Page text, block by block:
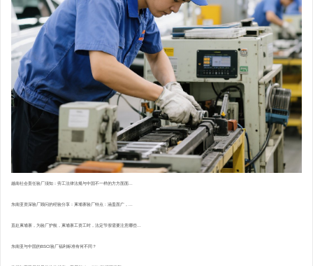
越南社会责任验厂须知：劳工法律法规与中国不一样的方方面面...
东南亚资深验厂顾问的经验分享：柬埔寨验厂特点 : 涵盖面广，...
直赴柬埔寨，为验厂护航，柬埔寨工资工时，法定节假需要注意哪些...
东南亚与中国的BSCI验厂福利标准有何不同？